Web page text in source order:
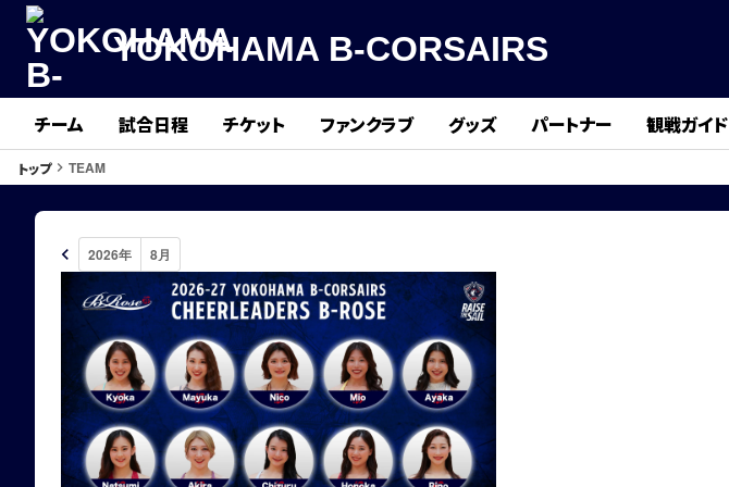
YOKOHAMA B-CORSAIRS
チーム 試合日程 チケット ファンクラブ グッズ パートナー 観戦ガイド
トップkeyboard_arrow_right TEAM
keyboard_arrow_left